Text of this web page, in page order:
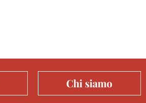
Chi siamo